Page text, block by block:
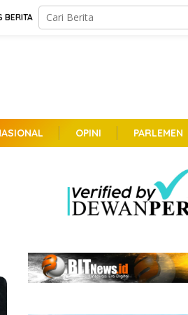
BERITA
OPINI PARLEMEN